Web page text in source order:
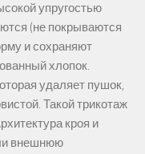
упругостью
(не покрываются
и сохраняют
хлопок.
удаляет пушок,
Такой трикотаж
кроя и
внешнюю